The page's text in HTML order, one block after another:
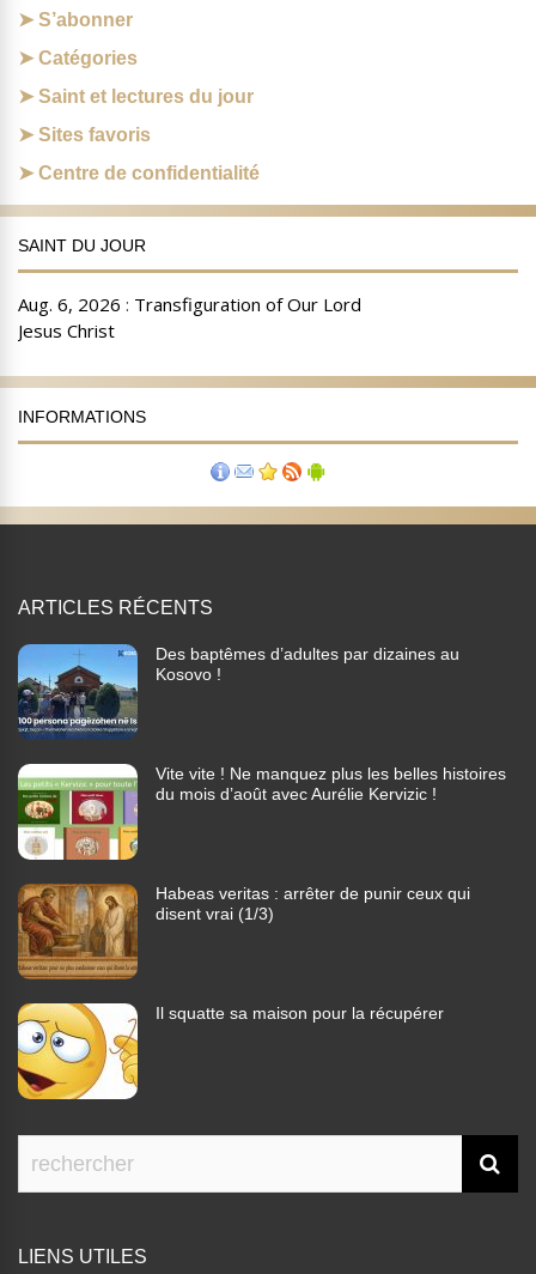
S’abonner
Catégories
Saint et lectures du jour
Sites favoris
Centre de confidentialité
SAINT DU JOUR
INFORMATIONS
ARTICLES RÉCENTS
Des baptêmes d’adultes par dizaines au
Kosovo !
Vite vite ! Ne manquez plus les belles histoires
du mois d’août avec Aurélie Kervizic !
Habeas veritas : arrêter de punir ceux qui
disent vrai (1/3)
Il squatte sa maison pour la récupérer
LIENS UTILES